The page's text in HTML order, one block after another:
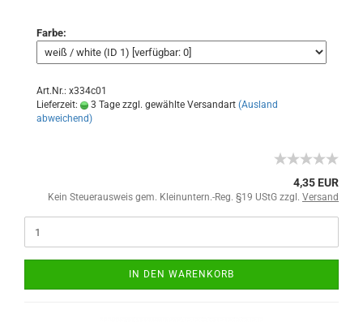
Farbe:
Art.Nr.: x334c01
Lieferzeit:
3 Tage zzgl. gewählte Versandart (Ausland
abweichend)
4,35 EUR
Kein Steuerausweis gem. Kleinuntern.-Reg. §19 UStG zzgl. Versand
IN DEN WARENKORB